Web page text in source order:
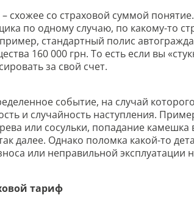
– схожее со страховой суммой
по одному случаю, по какому-то
стандартный полис
160 000 грн. То есть если вы
за свой счет.
событие, на случай
и случайность наступления.
или сосульки, попадание камешка
далее. Однако поломка какой-то
или неправильной эксплуатации
тариф